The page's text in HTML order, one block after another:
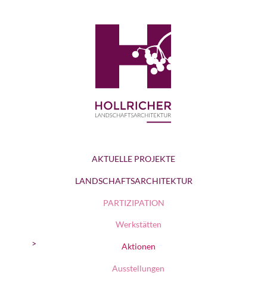
AKTUELLE PROJEKTE
LANDSCHAFTSARCHITEKTUR
PARTIZIPATION
Werkstätten
Aktionen
Ausstellungen